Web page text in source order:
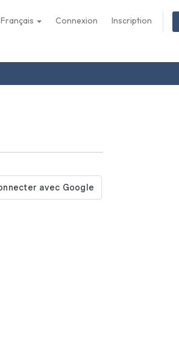
Français Connexion Inscription